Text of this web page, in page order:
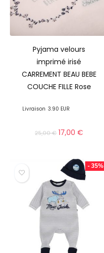
Pyjama velours
imprimé irisé
CARREMENT BEAU BEBE
COUCHE FILLE Rose
Livraison 3.90 EUR
25,00€ 17,00€
- 35%